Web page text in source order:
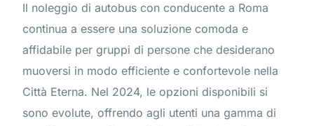
Il noleggio di autobus con conducente a Roma
continua a essere una soluzione comoda e
affidabile per gruppi di persone che desiderano
muoversi in modo efficiente e confortevole nella
Città Eterna. Nel 2024, le opzioni disponibili si
sono evolute, offrendo agli utenti una gamma di